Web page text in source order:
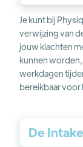
Je kunt bij
verwijzing van
jouw klachten
kunnen
werkdagen
bereikbaar voor
De Intake